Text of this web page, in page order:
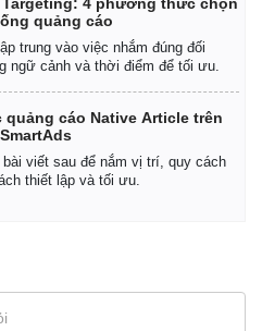
quảng cáo
trung vào việc nhắm đúng đối
ngữ cảnh và thời điểm để tối ưu.
quảng cáo Native Article trên
bài viết sau để nắm vị trí, quy cách
thiết lập và tối ưu.